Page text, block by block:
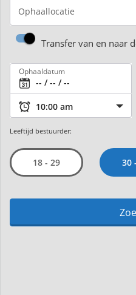
Ophaallocatie
Transfer van en naar
Ophaaldatum
Leeftijd bestuurder:
18 - 29 30